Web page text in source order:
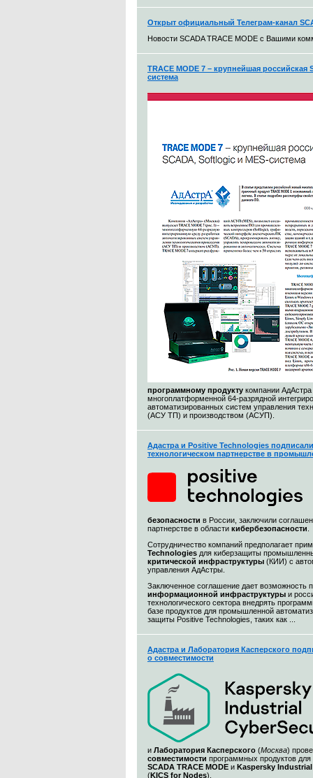
Открыт официальный Телеграм-канал
Новости SCADA TRACE MODE с Вашими
TRACE MODE 7 – крупнейшая российская
система
программному продукту компании
многоплатформенной 64-разрядной
автоматизированных систем управления
(АСУ ТП) и производством (АСУП).
Адастра и Positive Technologies
технологическом партнерстве в
безопасности в России, заключили
партнерстве в области кибербезопасности
Сотрудничество компаний предполагает
Technologies для киберзащиты
критической инфраструктуры (КИИ) с
управления АдАстры.
Заключенное соглашение дает возможность
информационной инфраструктуры и
технологического сектора внедрять
базе продуктов для промышленной
защиты Positive Technologies, таких как ...
Адастра и Лаборатория Касперского
о совместимости
и Лаборатория Касперского (Москва)
совместимости программных продуктов
SCADA TRACE MODE и Kaspersky
(KICS for Nodes).